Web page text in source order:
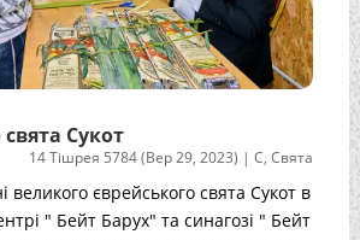
Сукот
14 Тішрея 5784 (Вер 29, 2023) |С,Свята
великого єврейського свята Сукот в
" Бейт Барух" та синагозі " Бейт